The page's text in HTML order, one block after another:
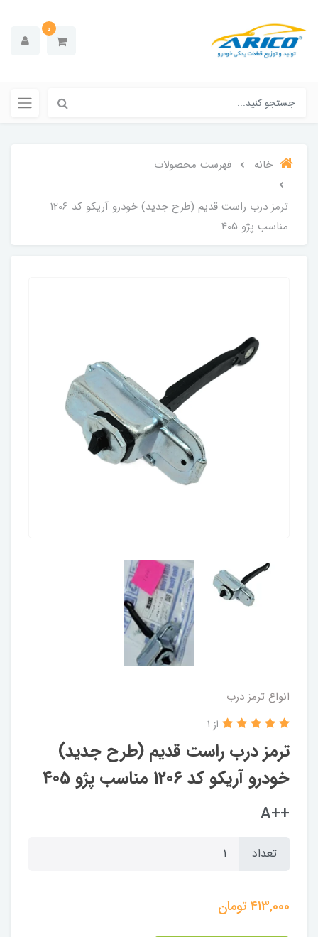
0
خانه فهرست محصولات
ترمز درب راست قدیم (طرح جدید) خودرو آریکو کد 1206
مناسب پژو 405
انواع ترمز درب
ترمز درب راست قدیم (طرح جدید)
خودرو آریکو کد 1206 مناسب پژو 405
از 1
++A
تعداد
413,000تومان